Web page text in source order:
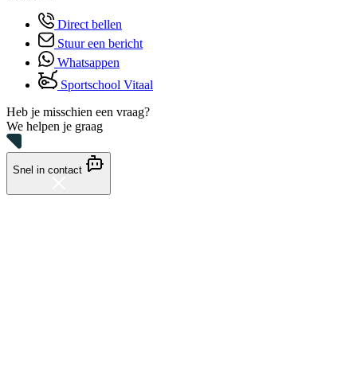
Direct bellen
Stuur een bericht
Whatsappen
Sportschool Vitaal
Heb je misschien een vraag?
We helpen je graag
Snel in contact